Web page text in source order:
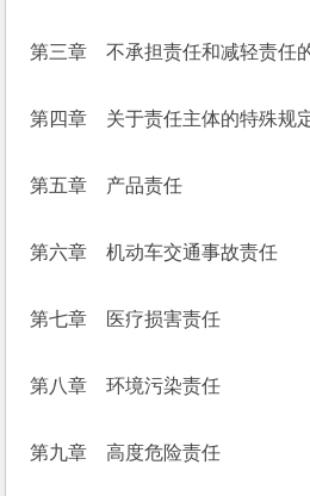
第三章　不承担责任和减轻责任
第四章　关于责任主体的特殊规
第五章　产品责任
第六章　机动车交通事故责任
第七章　医疗损害责任
第八章　环境污染责任
第九章　高度危险责任